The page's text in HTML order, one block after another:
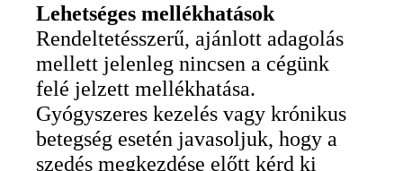
Lehetséges mellékhatások
Rendeltetésszerű, ajánlott adagolás
mellett jelenleg nincsen a cégünk
felé jelzett mellékhatása.
Gyógyszeres kezelés vagy krónikus
betegség esetén javasoljuk, hogy a
szedés megkezdése előtt kérd ki